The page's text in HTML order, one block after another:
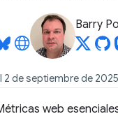
Barry
2 de septiembre de 2025
web